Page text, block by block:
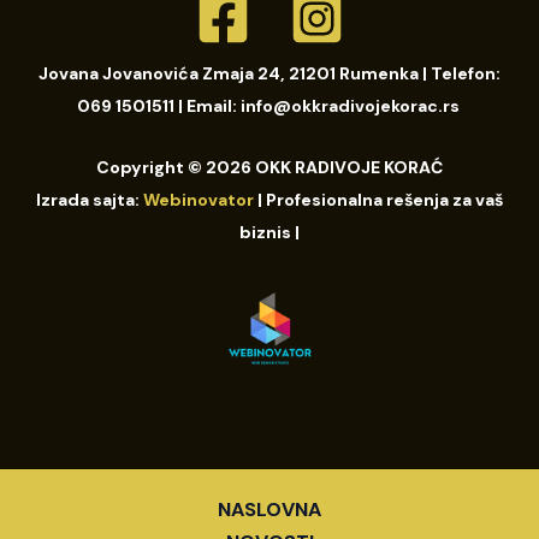
Jovana Jovanovića Zmaja 24, 21201 Rumenka | Telefon:
069 1501511 | Email: info@okkradivojekorac.rs ​
Copyright © 2026 OKK RADIVOJE KORAĆ
Izrada sajta: Webinovator | Profesionalna rešenja za vaš
biznis |
NASLOVNA